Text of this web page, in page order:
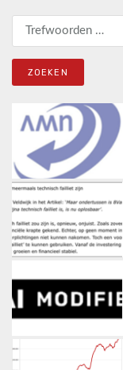
Zoeken naar: